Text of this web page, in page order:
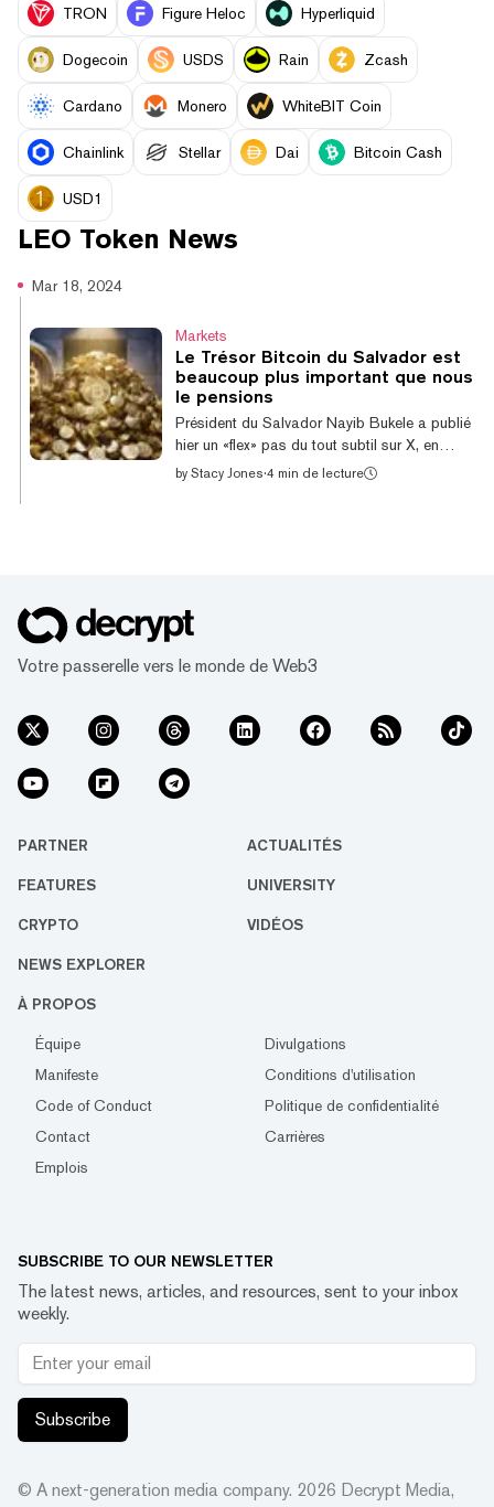
TRON Figure Heloc Hyperliquid
Dogecoin USDS Rain Zcash
Cardano Monero WhiteBIT Coin
Chainlink Stellar Dai Bitcoin Cash
USD1
LEO Token News
Mar 18, 2024
Markets
Le Trésor Bitcoin du Salvador est
beaucoup plus important que nous
le pensions
Président du Salvador Nayib Bukele a publié
hier un «flex» pas du tout subtil sur X, en
disant que son administration avait déplacé
d'écran. Cela signifie que le prix du Bitcoin
déplacé les fonds...
by Stacy Jones·4 min de lecture
Votre passerelle vers le monde de Web3
PARTNER ACTUALITÉS
FEATURES UNIVERSITY
CRYPTO VIDÉOS
NEWS EXPLORER
À PROPOS
Équipe
Divulgations
Manifeste
Conditions d'utilisation
Code of Conduct
Politique de confidentialité
Contact
Carrières
Emplois
SUBSCRIBE TO OUR NEWSLETTER
The latest news, articles, and resources, sent to your inbox
weekly.
Subscribe
© A next-generation media company. 2026 Decrypt Media,